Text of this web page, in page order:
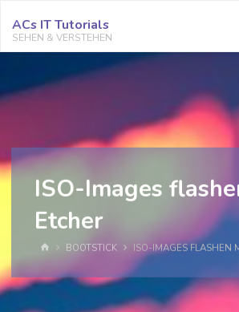
Inhalt
springen
ACs IT Tutorials
SEHEN & VERSTEHEN
ISO-Images
Etcher
START
BOOTSTICK ISO-IMAGES FLASHEN